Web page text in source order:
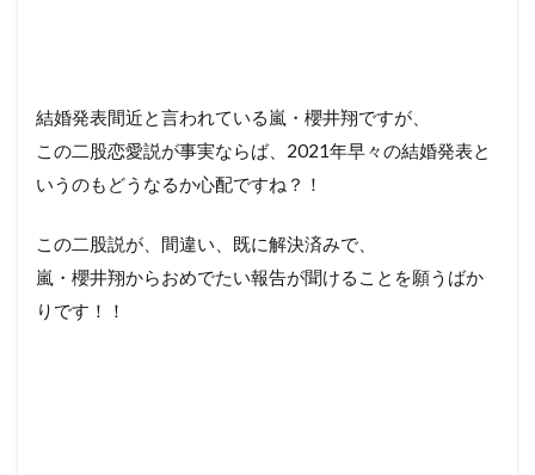
結婚発表間近と言われている嵐・櫻井翔ですが、
この二股恋愛説が事実ならば、2021年早々の結婚発表と
いうのもどうなるか心配ですね？！
この二股説が、間違い、既に解決済みで、
嵐・櫻井翔からおめでたい報告が聞けることを願うばか
りです！！